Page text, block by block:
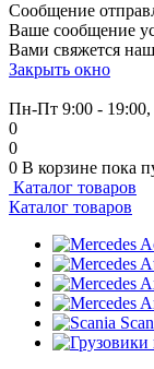
Сообщение
Ваше сообщение
Вами свяжется
Закрыть окно
Пн-Пт 9:00 - 19:00,
0
0
0 В корзине пока
Каталог товаров
Каталог товаров